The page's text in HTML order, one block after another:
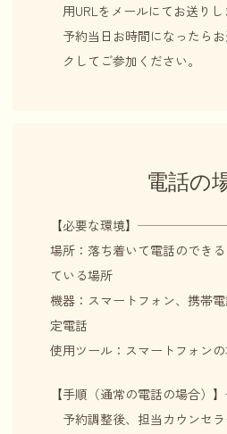
用URLをメールにてお送りし
予約当日お時間になったら
クしてご参加ください。
電話の
【必要な環境】
場所：落ち着いて電話のでき
ている場所
機器：スマートフォン、携帯
定電話
使用ツール：スマートフォン
【手順（通常の電話の場合）】
予約調整後、担当カウンセ